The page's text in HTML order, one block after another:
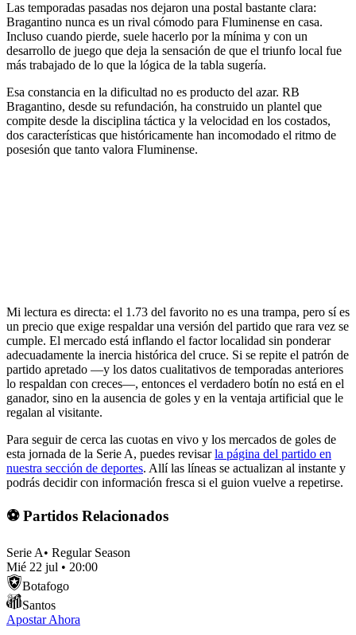
Las temporadas pasadas nos dejaron una postal bastante clara:
Bragantino nunca es un rival cómodo para Fluminense en casa.
Incluso cuando pierde, suele hacerlo por la mínima y con un
desarrollo de juego que deja la sensación de que el triunfo local fue
más trabajado de lo que la lógica de la tabla sugería.
Esa constancia en la dificultad no es producto del azar. RB
Bragantino, desde su refundación, ha construido un plantel que
compite desde la disciplina táctica y la velocidad en los costados,
dos características que históricamente han incomodado el ritmo de
posesión que tanto valora Fluminense.
Mi lectura es directa: el 1.73 del favorito no es una trampa, pero sí es
un precio que exige respaldar una versión del partido que rara vez se
cumple. El mercado está inflando el factor localidad sin ponderar
adecuadamente la inercia histórica del cruce. Si se repite el patrón de
partido apretado —y los datos cualitativos de temporadas anteriores
lo respaldan con creces—, entonces el verdadero botín no está en el
ganador, sino en la ausencia de goles y en la ventaja artificial que le
regalan al visitante.
Para seguir de cerca las cuotas en vivo y los mercados de goles de
esta jornada de la Serie A, puedes revisarla página del partido en
nuestra sección de deportes. Allí las líneas se actualizan al instante y
podrás decidir con información fresca si el guion vuelve a repetirse.
⚽ Partidos Relacionados
Serie A• Regular Season
Mié 22 jul • 20:00
Botafogo
Santos
Apostar Ahora